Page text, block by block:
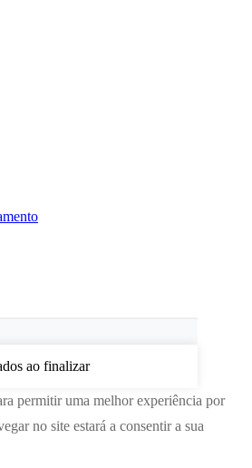
ao finalizar
permitir uma melhor experiência por
no site estará a consentir a sua